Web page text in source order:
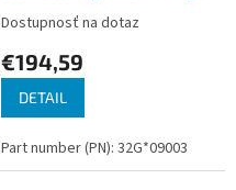
Black
Dostupnosť na dotaz
€194,59
DETAIL
Part number (PN): 32G*09003